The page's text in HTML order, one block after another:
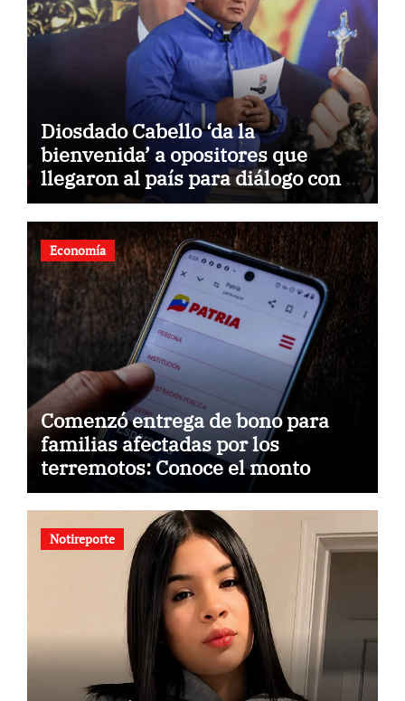
Diosdado Cabello ‘da la
bienvenida’ a opositores que
llegaron al país para diálogo con el
gobierno
Economía
Comenzó entrega de bono para
familias afectadas por los
terremotos: Conoce el monto
Notireporte